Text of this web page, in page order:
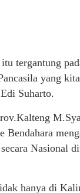
tergantung
yang
Suharto.
Bendahara
Nasional
hanya di